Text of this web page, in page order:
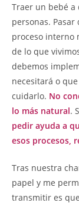
Traer un bebé a
personas.
proceso interno
de lo que
debemos
necesitará o
cuidarlo. No
lo más natural.
pedir ayuda a
esos procesos,
Tras nuestra
papel y me
transmitir es